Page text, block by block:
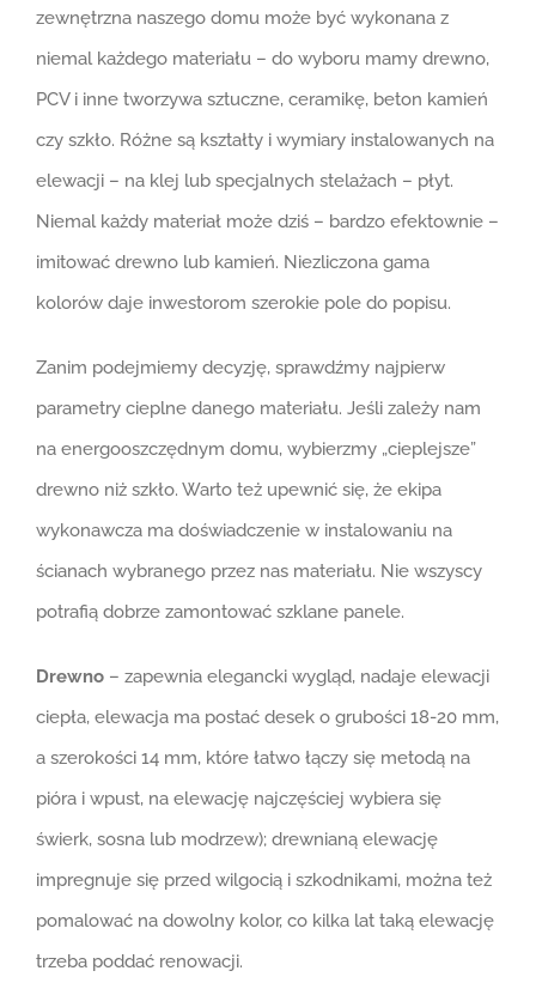
zewnętrzna naszego domu może być wykonana z
niemal każdego materiału – do wyboru mamy drewno,
PCV i inne tworzywa sztuczne, ceramikę, beton kamień
czy szkło. Różne są kształty i wymiary instalowanych na
elewacji – na klej lub specjalnych stelażach – płyt.
Niemal każdy materiał może dziś – bardzo efektownie –
imitować drewno lub kamień. Niezliczona gama
kolorów daje inwestorom szerokie pole do popisu.
Zanim podejmiemy decyzję, sprawdźmy najpierw
parametry cieplne danego materiału. Jeśli zależy nam
na energooszczędnym domu, wybierzmy „cieplejsze”
drewno niż szkło. Warto też upewnić się, że ekipa
wykonawcza ma doświadczenie w instalowaniu na
ścianach wybranego przez nas materiału. Nie wszyscy
potrafią dobrze zamontować szklane panele.
Drewno – zapewnia elegancki wygląd, nadaje elewacji
ciepła, elewacja ma postać desek o grubości 18-20 mm,
a szerokości 14 mm, które łatwo łączy się metodą na
pióra i wpust, na elewację najczęściej wybiera się
świerk, sosna lub modrzew); drewnianą elewację
impregnuje się przed wilgocią i szkodnikami, można też
pomalować na dowolny kolor, co kilka lat taką elewację
trzeba poddać renowacji.